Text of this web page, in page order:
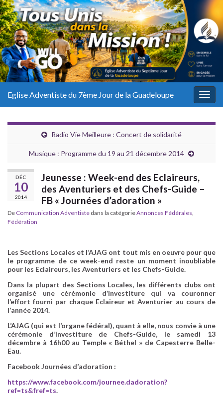
Eglise Adventiste du 7ème Jour de la Guadeloupe
Radio Vie Meilleure : Concert de solidarité
Musique : Programme du 19 au 21 décembre 2014
DÉC
10
2014
Jeunesse : Week-end des Eclaireurs,
des Aventuriers et des Chefs-Guide –
FB « Journées d’adoration »
De Communication Adventiste dans la catégorieAnnonces Fédérales
Fédération
Les Sections Locales et l’AJAG ont tout mis en oeuvre pour que
le programme de ce week-end reste un moment inoubliable
pour les Eclaireurs, les Aventuriers et les Chefs-Guide.
Dans la plupart des Sections Locales, les différents clubs ont
organisé une cérémonie d’investiture qui va couronner
l’effort fourni par chaque Eclaireur et Aventurier au cours de
l’année 2014.
L’AJAG (qui est l’organe fédéral), quant à elle, nous convie à une
cérémonie d’investiture de Chefs-Guide, le samedi 13
décembre à 16h00 au Temple « Béthel » de Capesterre Belle-
Eau.
Facebook Journées d’adoration :
https://www.facebook.com/journee.dadoration?
ref=ts&fref=ts.